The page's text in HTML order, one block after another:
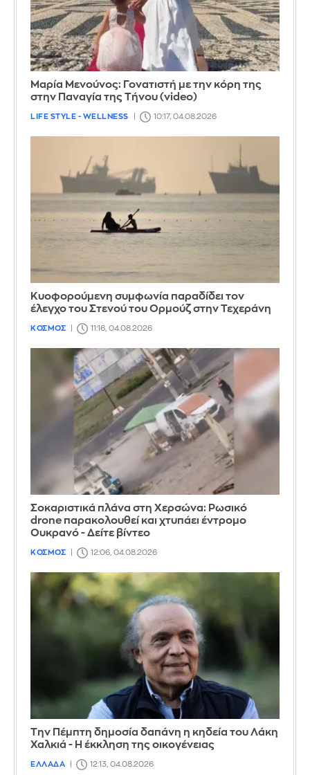
Μαρία Μενούνος: Γονατιστή με την κόρη της
στην Παναγία της Τήνου (video)
LIFE STYLE - WELLNESS 10:17, 04.08.2026
Κυοφορούμενη συμφωνία παραδίδει τον
έλεγχο του Στενού του Ορμούζ στην Τεχεράνη
ΚΟΣΜΟΣ 11:16, 04.08.2026
Σοκαριστικά πλάνα στη Χερσώνα: Ρωσικό
drone παρακολουθεί και χτυπάει έντρομο
Ουκρανό - Δείτε βίντεο
ΚΟΣΜΟΣ 12:06, 04.08.2026
Την Πέμπτη δημοσία δαπάνη η κηδεία του Λάκη
Χαλκιά - Η έκκληση της οικογένειας
ΕΛΛΑΔΑ 12:13, 04.08.2026